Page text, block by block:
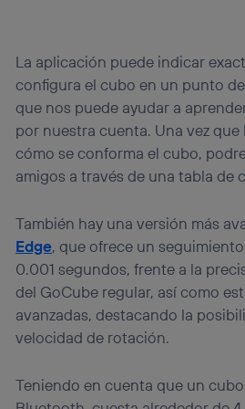
La aplicación puede indicar
configura el cubo en un punto
que nos puede ayudar a
por nuestra cuenta. Una vez
cómo se conforma el cubo,
amigos a través de una tabla de
También hay una versión más
Edge, que ofrece un
0.001 segundos, frente a la
del GoCube regular, así como
avanzadas, destacando la
velocidad de rotación.
Teniendo en cuenta que un